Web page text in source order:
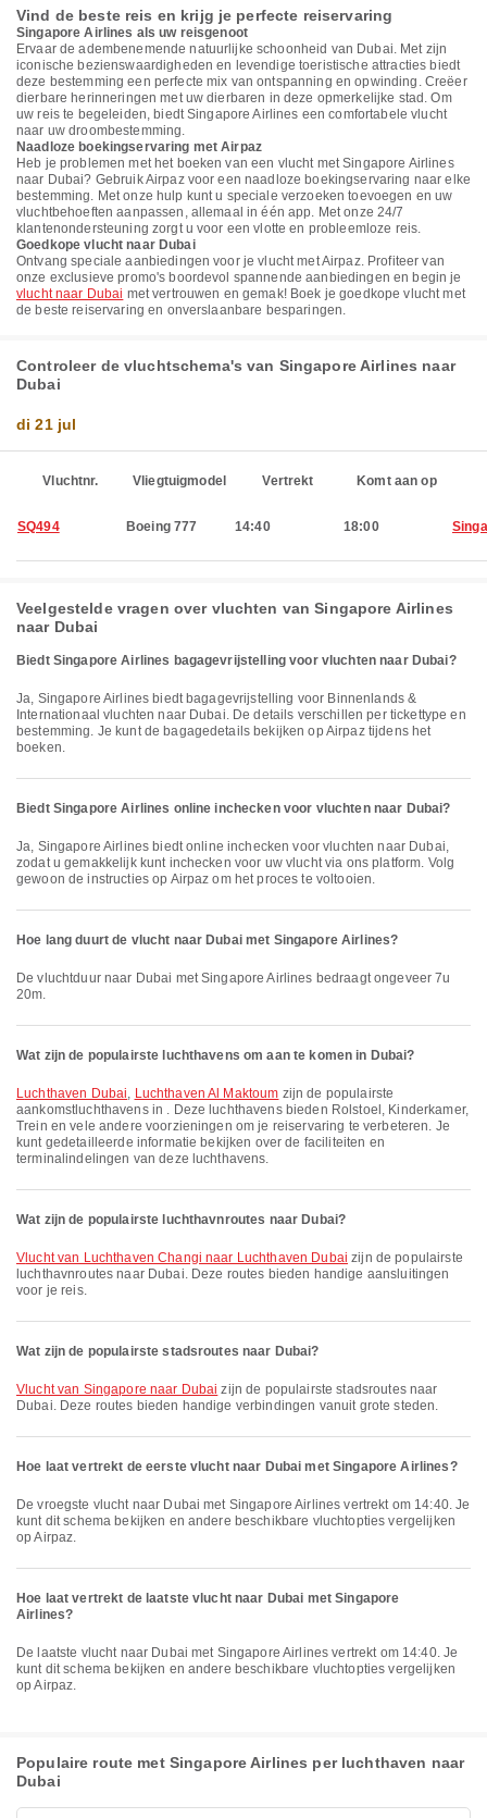
Vind de beste reis en krijg je perfecte reiservaring
Singapore Airlines als uw reisgenoot
Ervaar de adembenemende natuurlijke schoonheid van Dubai. Met zijn
iconische bezienswaardigheden en levendige toeristische attracties biedt
deze bestemming een perfecte mix van ontspanning en opwinding. Creëer
dierbare herinneringen met uw dierbaren in deze opmerkelijke stad. Om
uw reis te begeleiden, biedt Singapore Airlines een comfortabele vlucht
naar uw droombestemming.
Naadloze boekingservaring met Airpaz
Heb je problemen met het boeken van een vlucht met Singapore Airlines
naar Dubai? Gebruik Airpaz voor een naadloze boekingservaring naar elke
bestemming. Met onze hulp kunt u speciale verzoeken toevoegen en uw
vluchtbehoeften aanpassen, allemaal in één app. Met onze 24/7
klantenondersteuning zorgt u voor een vlotte en probleemloze reis.
Goedkope vlucht naar Dubai
Ontvang speciale aanbiedingen voor je vlucht met Airpaz. Profiteer van
onze exclusieve promo's boordevol spannende aanbiedingen en begin je
vlucht naar Dubai met vertrouwen en gemak! Boek je goedkope vlucht met
de beste reiservaring en onverslaanbare besparingen.
Controleer de vluchtschema's van Singapore Airlines naar
Dubai
di 21 jul
Vluchtnr. Vliegtuigmodel Vertrekt Komt aan op
SQ494 Boeing 777 14:40 18:00
Veelgestelde vragen over vluchten van Singapore Airlines
naar Dubai
Biedt Singapore Airlines bagagevrijstelling voor vluchten naar Dubai?
Ja, Singapore Airlines biedt bagagevrijstelling voor Binnenlands &
Internationaal vluchten naar Dubai. De details verschillen per tickettype en
bestemming. Je kunt de bagagedetails bekijken op Airpaz tijdens het
boeken.
Biedt Singapore Airlines online inchecken voor vluchten naar Dubai?
Ja, Singapore Airlines biedt online inchecken voor vluchten naar Dubai,
zodat u gemakkelijk kunt inchecken voor uw vlucht via ons platform. Volg
gewoon de instructies op Airpaz om het proces te voltooien.
Hoe lang duurt de vlucht naar Dubai met Singapore Airlines?
De vluchtduur naar Dubai met Singapore Airlines bedraagt ongeveer 7u
20m.
Wat zijn de populairste luchthavens om aan te komen in Dubai?
Luchthaven Dubai, Luchthaven Al Maktoum zijn de populairste
aankomstluchthavens in . Deze luchthavens bieden Rolstoel, Kinderkamer,
Trein en vele andere voorzieningen om je reiservaring te verbeteren. Je
kunt gedetailleerde informatie bekijken over de faciliteiten en
terminalindelingen van deze luchthavens.
Wat zijn de populairste luchthavnroutes naar Dubai?
vlucht van Luchthaven Changi naar Luchthaven Dubai zijn de populairste
luchthavnroutes naar Dubai. Deze routes bieden handige aansluitingen
voor je reis.
Wat zijn de populairste stadsroutes naar Dubai?
vlucht van Singapore naar Dubai zijn de populairste stadsroutes naar
Dubai. Deze routes bieden handige verbindingen vanuit grote steden.
Hoe laat vertrekt de eerste vlucht naar Dubai met Singapore Airlines?
De vroegste vlucht naar Dubai met Singapore Airlines vertrekt om 14:40. Je
kunt dit schema bekijken en andere beschikbare vluchtopties vergelijken
op Airpaz.
Hoe laat vertrekt de laatste vlucht naar Dubai met Singapore
Airlines?
De laatste vlucht naar Dubai met Singapore Airlines vertrekt om 14:40. Je
kunt dit schema bekijken en andere beschikbare vluchtopties vergelijken
op Airpaz.
Populaire route met Singapore Airlines per luchthaven naar
Dubai